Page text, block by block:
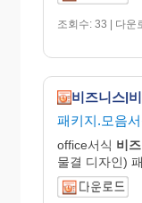
조회수: 33 | 다운
패키지.모음
office서식 비
물결 디자인)